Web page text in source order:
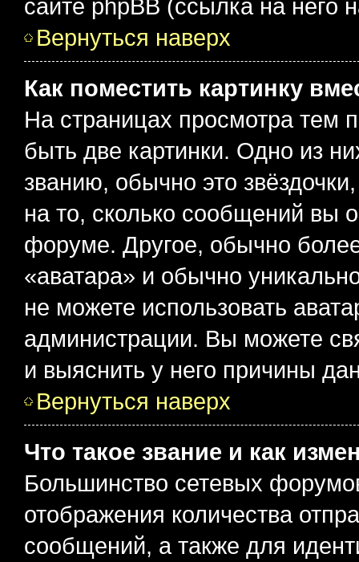
сайте phpBB (ссылка на него
Вернуться наверх
Как поместить картинку
На страницах просмотра тем
быть две картинки. Одно из
званию, обычно это
на то, сколько сообщений вы
форуме. Другое, обычно
«аватара» и обычно
не можете использовать
администрации. Вы можете
и выяснить у него причины
Вернуться наверх
Что такое звание и как
Большинство сетевых
отображения количества
сообщений, а также для